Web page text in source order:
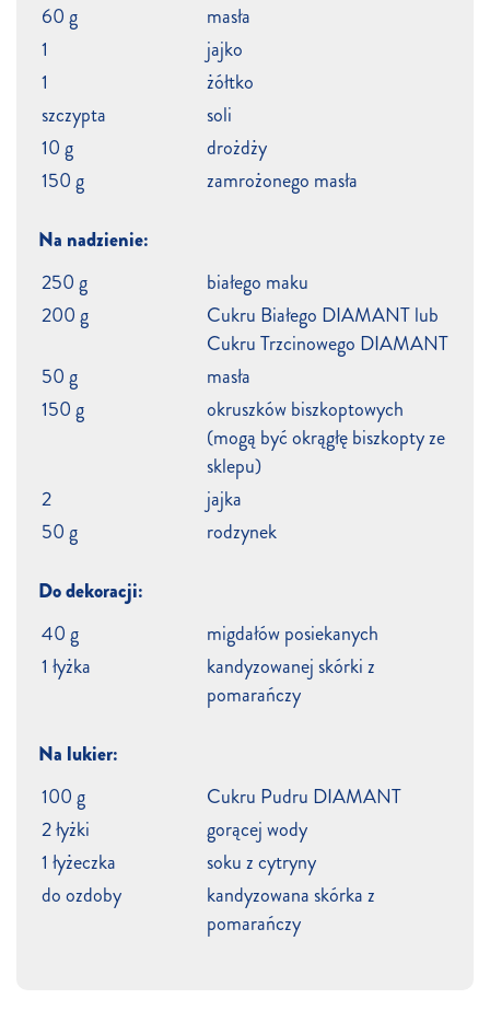
60 g
masła
1
jajko
1
żółtko
szczypta
soli
10 g
drożdży
150 g
zamrożonego masła
Na nadzienie:
250 g
białego maku
200 g
Cukru Białego DIAMANT lub
Cukru Trzcinowego DIAMANT
50 g
masła
150 g
okruszków biszkoptowych
(mogą być okrągłę biszkopty ze
sklepu)
2
jajka
50 g
rodzynek
Do dekoracji:
40 g
migdałów posiekanych
1 łyżka
kandyzowanej skórki z
pomarańczy
Na lukier:
100 g
Cukru Pudru DIAMANT
2 łyżki
gorącej wody
1 łyżeczka
soku z cytryny
do ozdoby
kandyzowana skórka z
pomarańczy